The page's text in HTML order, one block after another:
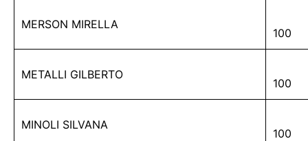
MERSON MIRELLA
100
METALLI GILBERTO
100
MINOLI SILVANA
100